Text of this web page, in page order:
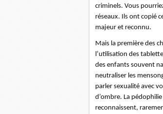
criminels. Vous
réseaux. Ils ont copié
majeur et reconnu.
Mais la première des
l’utilisation des
des enfants souvent
neutraliser les
parler sexualité avec
d’ombre. La
reconnaissent,